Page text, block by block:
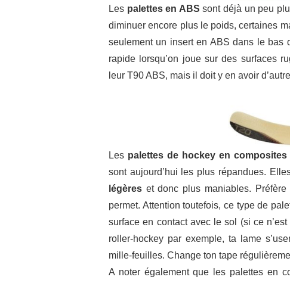
Les palettes en ABS sont déjà un peu
diminuer encore plus le poids, certaines
seulement un insert en ABS dans le bas
rapide lorsqu’on joue sur des surfaces
leur T90 ABS, mais il doit y en avoir
Les palettes de hockey en composites
sont aujourd’hui les plus répandues.
légères et donc plus maniables.
permet. Attention toutefois, ce type de
surface en contact avec le sol (si ce
roller-hockey par exemple, ta lame
mille-feuilles. Change ton tape
A noter également que les palettes en